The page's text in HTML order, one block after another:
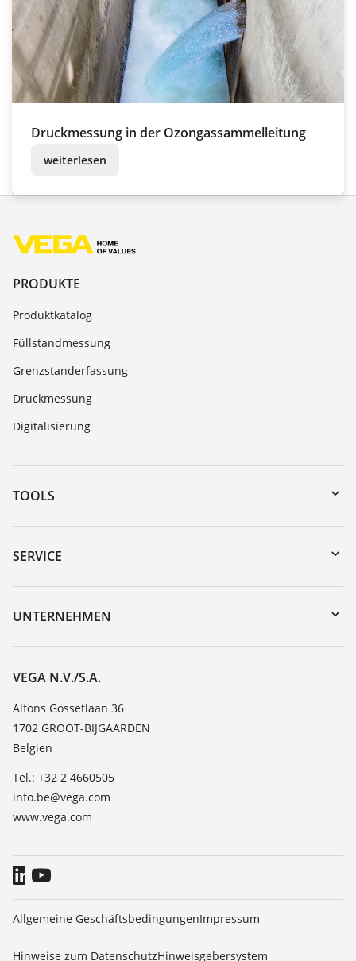
Druckmessung in der Ozongassammelleitung
weiterlesen
PRODUKTE
Produktkatalog
Füllstandmessung
Grenzstanderfassung
Druckmessung
Digitalisierung
TOOLS
Download-Center
Gerätesuche (Seriennummer)
DTM Collection/PACTware
SERVICE
Geräterücksendung
Trainings
Beständigkeitsliste
TeamViewer
UNTERNEHMEN
Über VEGA
Kontakt
News
Presse
Blog
VEGA N.V./S.A.
Alfons Gossetlaan 36
1702 GROOT-BIJGAARDEN
Belgien
Tel.: +32 2 4660505
info.be@vega.com
www.vega.com
Allgemeine GeschäftsbedingungenImpressum
Hinweise zum DatenschutzHinweisgebersystem